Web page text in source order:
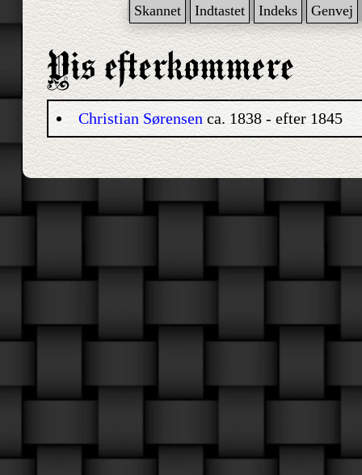
Skannet Indtastet Indeks Genvej
Christian Sørensenca. 1838 - efter 1845